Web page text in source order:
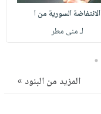
الانتفاضة السورية من ا
لـ منى مطر
5
المزيد من البنود »